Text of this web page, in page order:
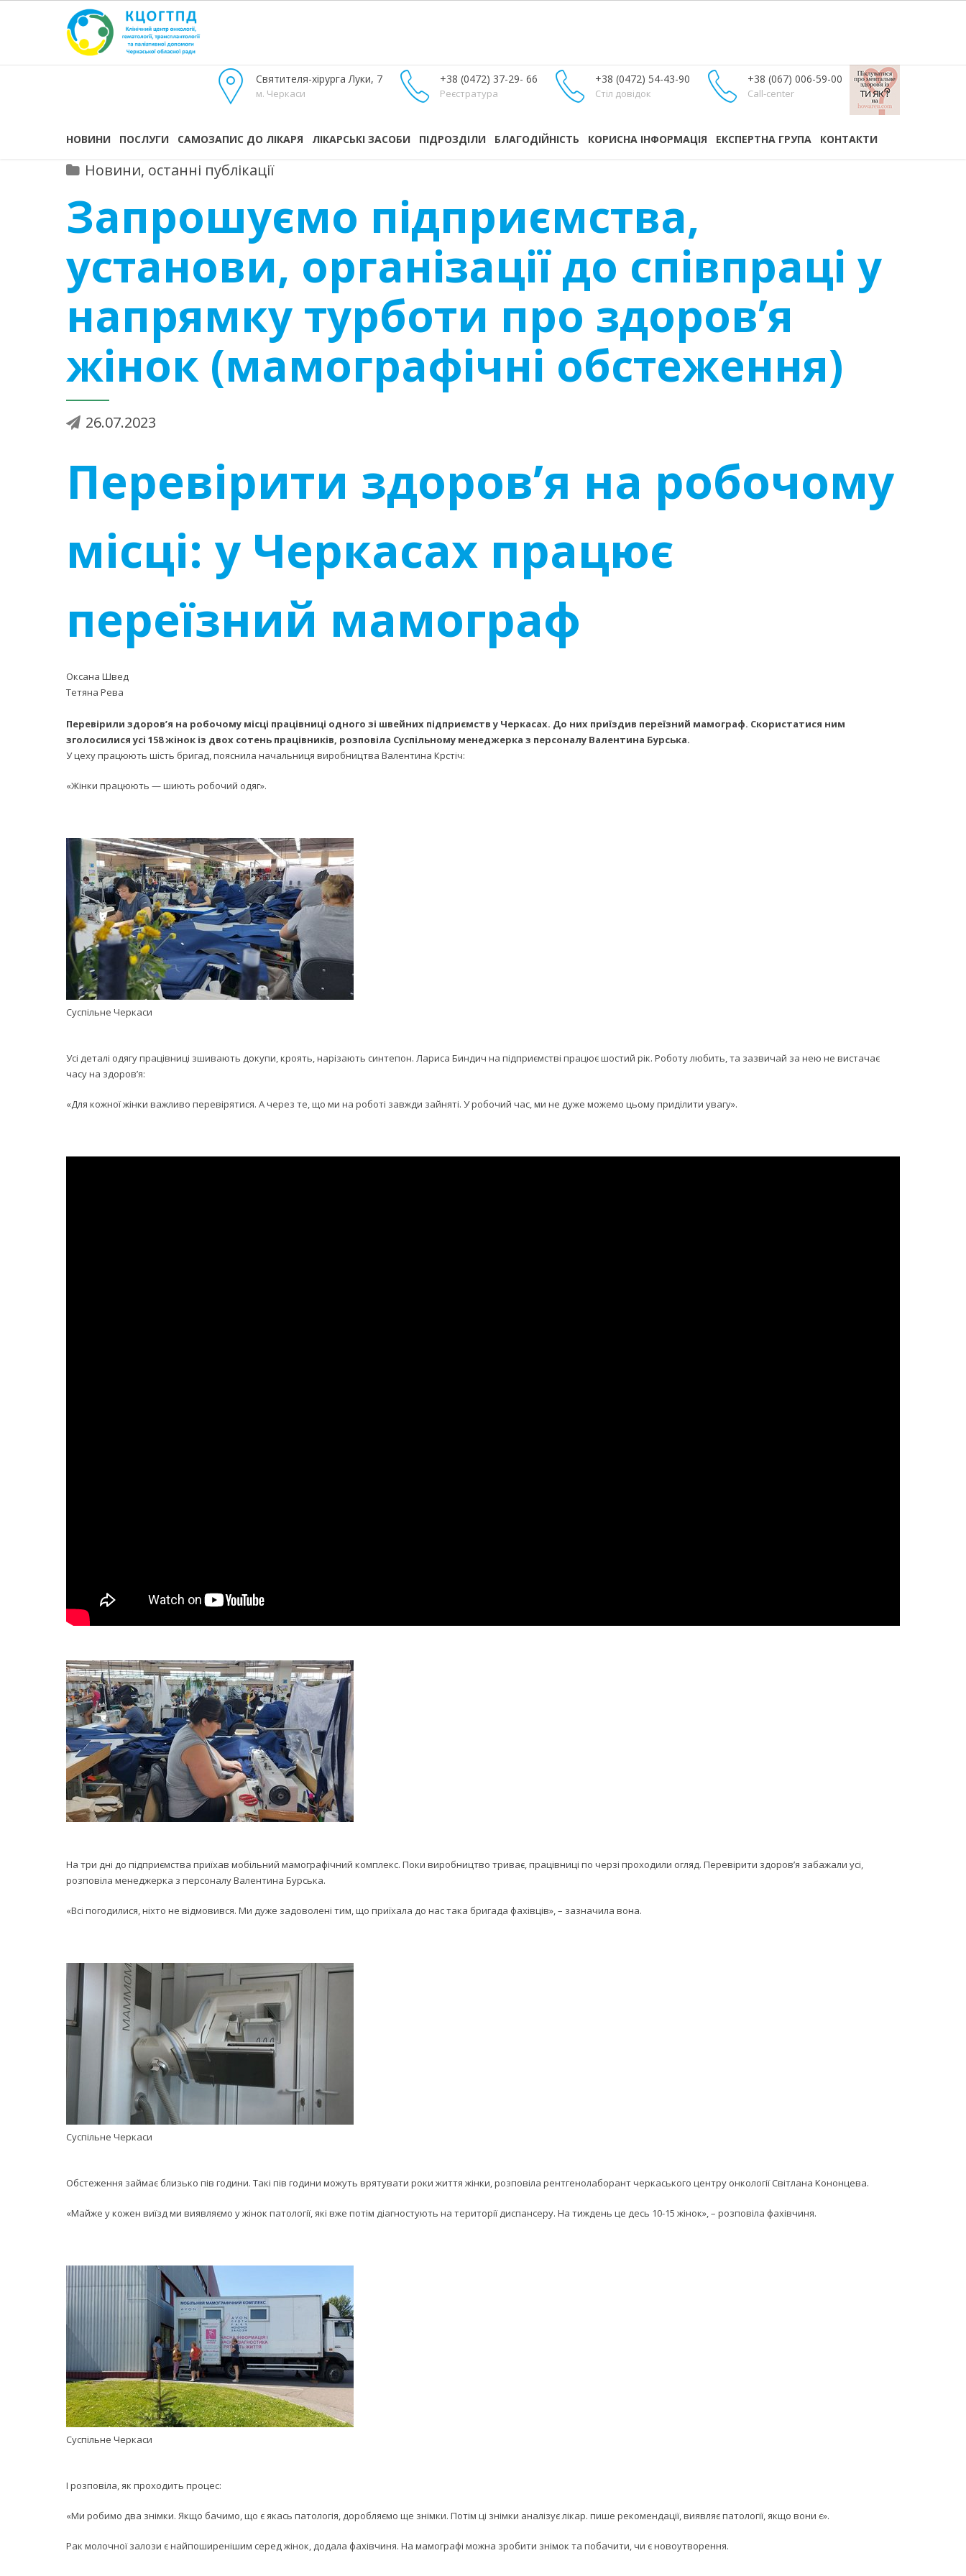
Святителя-хірурга Луки, 7
м. Черкаси
+38 (0472) 37-29- 66
Реєстратура
+38 (0472) 54-43-90
Стіл довідок
+38 (067) 006-59-00
Call-center
НОВИНИ ПОСЛУГИ САМОЗАПИС ДО ЛІКАРЯ ЛІКАРСЬКІ ЗАСОБИ ПІДРОЗДІЛИ БЛАГОДІЙНІСТЬ КОРИСНА ІНФОРМАЦІЯ ЕКСПЕРТНА ГРУПА КОНТАКТИ
Новини, останні публікації
Запрошуємо підприємства,
установи, організації до співпраці у
напрямку турботи про здоров’я
жінок (мамографічні обстеження)
26.07.2023
Перевірити здоров’я на робочому
місці: у Черкасах працює
переїзний мамограф
Оксана Швед
Тетяна Рева
Перевірили здоров’я на робочому місці працівниці одного зі швейних підприємств у Черкасах. До них приїздив переїзний мамограф. Скористатися ним
зголосилися усі 158 жінок із двох сотень працівників, розповіла Суспільному менеджерка з персоналу Валентина Бурська.
У цеху працюють шість бригад, пояснила начальниця виробництва Валентина Крстіч:
«Жінки працюють — шиють робочий одяг».
Суспільне Черкаси
Усі деталі одягу працівниці зшивають докупи, кроять, нарізають синтепон. Лариса Биндич на підприємстві працює шостий рік. Роботу любить, та зазвичай за нею не вистачає
часу на здоров’я:
«Для кожної жінки важливо перевірятися. А через те, що ми на роботі завжди зайняті. У робочий час, ми не дуже можемо цьому приділити увагу».
На три дні до підприємства приїхав мобільний мамографічний комплекс. Поки виробництво триває, працівниці по черзі проходили огляд. Перевірити здоров’я забажали усі,
розповіла менеджерка з персоналу Валентина Бурська.
«Всі погодилися, ніхто не відмовився. Ми дуже задоволені тим, що приїхала до нас така бригада фахівців», – зазначила вона.
Суспільне Черкаси
Обстеження займає близько пів години. Такі пів години можуть врятувати роки життя жінки, розповіла рентгенолаборант черкаського центру онкології Світлана Кононцева.
«Майже у кожен виїзд ми виявляємо у жінок патології, які вже потім діагностують на території диспансеру. На тиждень це десь 10-15 жінок», – розповіла фахівчиня.
Суспільне Черкаси
І розповіла, як проходить процес:
«Ми робимо два знімки. Якщо бачимо, що є якась патологія, доробляємо ще знімки. Потім ці знімки аналізує лікар. пише рекомендації, виявляє патології, якщо вони є».
Рак молочної залози є найпоширенішим серед жінок, додала фахівчиня. На мамографі можна зробити знімок та побачити, чи є новоутворення.